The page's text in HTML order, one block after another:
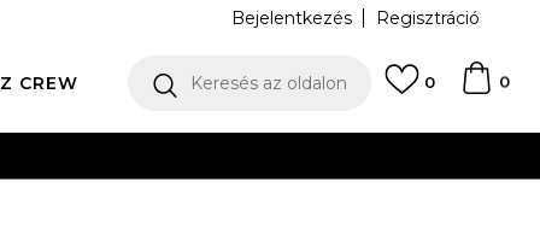
Bejelentkezés Regisztráció
CREW Keresés az oldalon 0
0